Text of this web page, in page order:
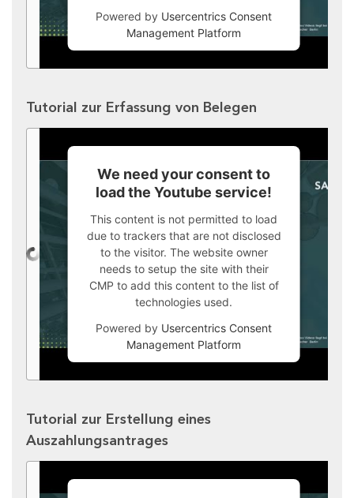
Powered by Usercentrics Consent
Management Platform
Tutorial zur Erfassung von Belegen
We need your consent to
load the Youtube service!
This content is not permitted to load
due to trackers that are not disclosed
to the visitor. The website owner
needs to setup the site with their
CMP to add this content to the list of
technologies used.
Powered by Usercentrics Consent
Management Platform
Tutorial zur Erstellung eines
Auszahlungsantrages